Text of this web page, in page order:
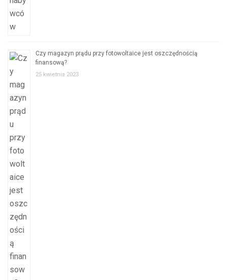
Czy magazyn prądu przy fotowoltaice jest oszczędnością
finansową?
25 kwietnia 2023